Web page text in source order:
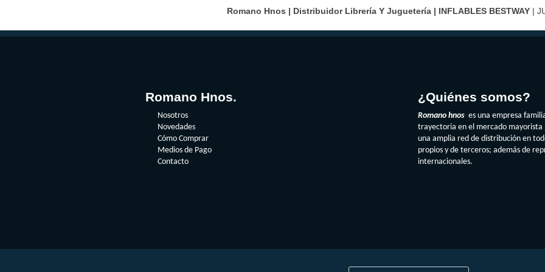
Romano Hnos | Distribuidor Librería Y Juguetería | INFLABLES BESTWAY |
Romano Hnos.
Nosotros
Novedades
Cómo Comprar
Medios de Pago
Contacto
¿Quiénes somos?
Romano hnos es una empresa
trayectoria en el mercado
una amplia red de distribución en
propios y de terceros; además de
internacionales.